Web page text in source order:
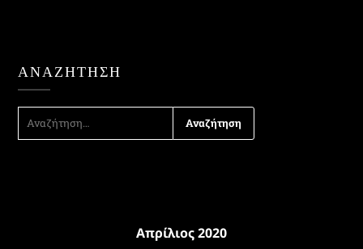
ΑΝΑΖΉΤΗΣΗ
ΓΙΑ:
Απρίλιος 2020